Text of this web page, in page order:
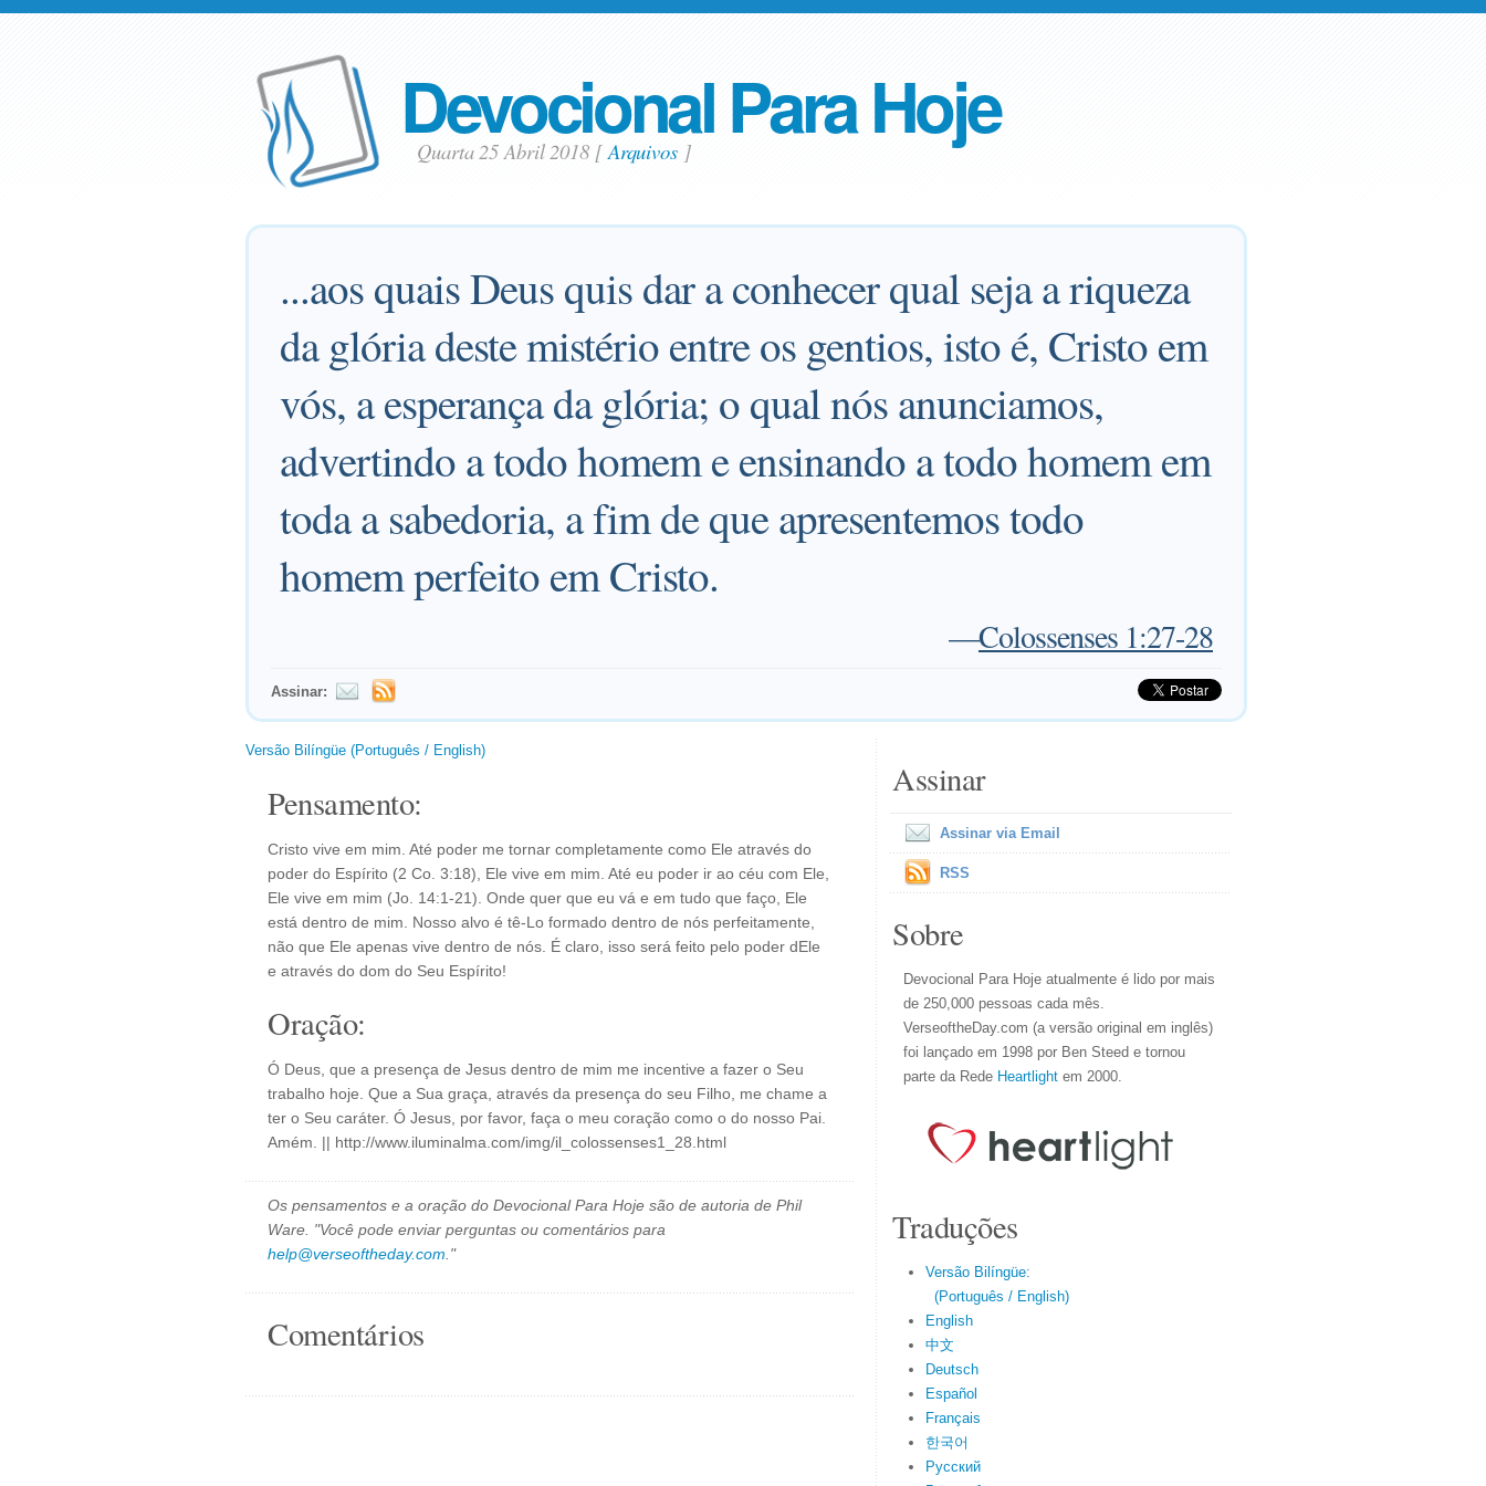
Devocional Para Hoje
Quarta 25 Abril 2018 [Arquivos]
...aos quais Deus quis dar a conhecer qual seja a riqueza
da glória deste mistério entre os gentios, isto é, Cristo em
vós, a esperança da glória; o qual nós anunciamos,
advertindo a todo homem e ensinando a todo homem em
toda a sabedoria, a fim de que apresentemos todo
homem perfeito em Cristo.
—Colossenses 1:27-28
Assinar:
Versão Bilíngüe (Português / English)
Pensamento:
Cristo vive em mim. Até poder me tornar completamente como Ele através do
poder do Espírito (2 Co. 3:18), Ele vive em mim. Até eu poder ir ao céu com Ele,
Ele vive em mim (Jo. 14:1-21). Onde quer que eu vá e em tudo que faço, Ele
está dentro de mim. Nosso alvo é tê-Lo formado dentro de nós perfeitamente,
não que Ele apenas vive dentro de nós. É claro, isso será feito pelo poder dEle
e através do dom do Seu Espírito!
Oração:
Ó Deus, que a presença de Jesus dentro de mim me incentive a fazer o Seu
trabalho hoje. Que a Sua graça, através da presença do seu Filho, me chame a
ter o Seu caráter. Ó Jesus, por favor, faça o meu coração como o do nosso Pai.
Amém. || http://www.iluminalma.com/img/il_colossenses1_28.html
Os pensamentos e a oração do Devocional Para Hoje são de autoria de Phil
Ware. "Você pode enviar perguntas ou comentários para
help@verseoftheday.com ."
Comentários
Assinar
Assinar via Email
RSS
Sobre
Devocional Para Hoje atualmente é lido por mais
de 250,000 pessoas cada mês.
VerseoftheDay.com (a versão original em inglês)
foi lançado em 1998 por Ben Steed e tornou
parte da Rede Heartlight em 2000.
Traduções
Versão Bilíngüe:
(Português / English)
English
中文
Deutsch
Español
Français
한국어
Русский